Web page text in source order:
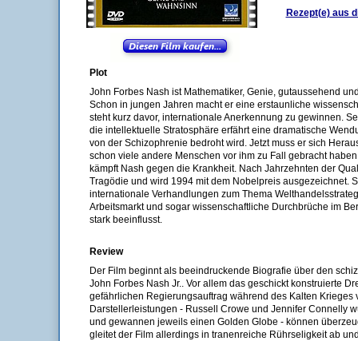
Rezept(e) aus
Plot
John Forbes Nash ist Mathematiker, Genie, gutaussehend
Schon in jungen Jahren macht er eine erstaunliche
steht kurz davor, internationale Anerkennung zu gewinnen.
die intellektuelle Stratosphäre erfährt eine dramatische
von der Schizophrenie bedroht wird. Jetzt muss er sich
schon viele andere Menschen vor ihm zu Fall gebracht
kämpft Nash gegen die Krankheit. Nach Jahrzehnten der
Tragödie und wird 1994 mit dem Nobelpreis ausgezeichnet.
internationale Verhandlungen zum Thema
Arbeitsmarkt und sogar wissenschaftliche Durchbrüche im
stark beeinflusst.
Review
Der Film beginnt als beeindruckende Biografie über den
John Forbes Nash Jr.. Vor allem das geschickt konstruierte
gefährlichen Regierungsauftrag während des Kalten Krieges
Darstellerleistungen - Russell Crowe und Jennifer Connelly
und gewannen jeweils einen Golden Globe - können
gleitet der Film allerdings in tranenreiche Rührseligkeit ab